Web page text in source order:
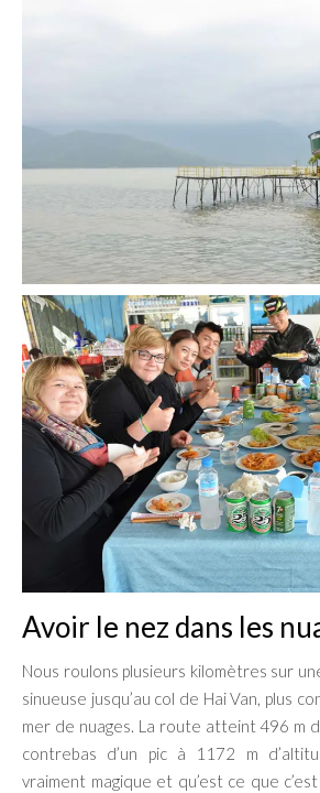
Avoir le nez dans les
Nous roulons plusieurs kilomètres sur
sinueuse jusqu’au col de Hai Van, plus
mer de nuages. La route atteint 496 m
contrebas d’un pic à 1172 m
vraiment magique et qu’est ce que